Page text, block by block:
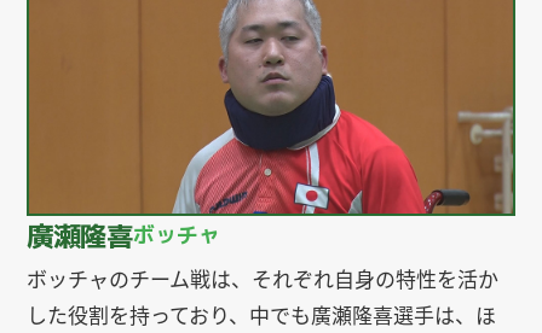
廣瀬隆喜ボッチャ
ボッチャのチーム戦は、それぞれ自身の特性を活か
した役割を持っており、中でも廣瀬隆喜選手は、ほ